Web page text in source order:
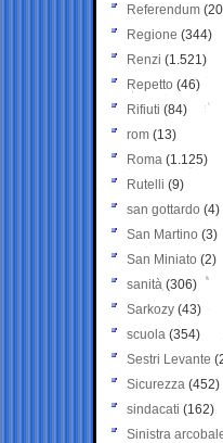
Referendum
Regione (344)
Renzi (1.521)
Repetto (46)
Rifiuti (84)
rom (13)
Roma (1.125)
Rutelli (9)
san gottardo (4)
San Martino (3)
San Miniato (2)
sanità (306)
Sarkozy (43)
scuola (354)
Sestri Levante
Sicurezza (452)
sindacati (162)
Sinistra